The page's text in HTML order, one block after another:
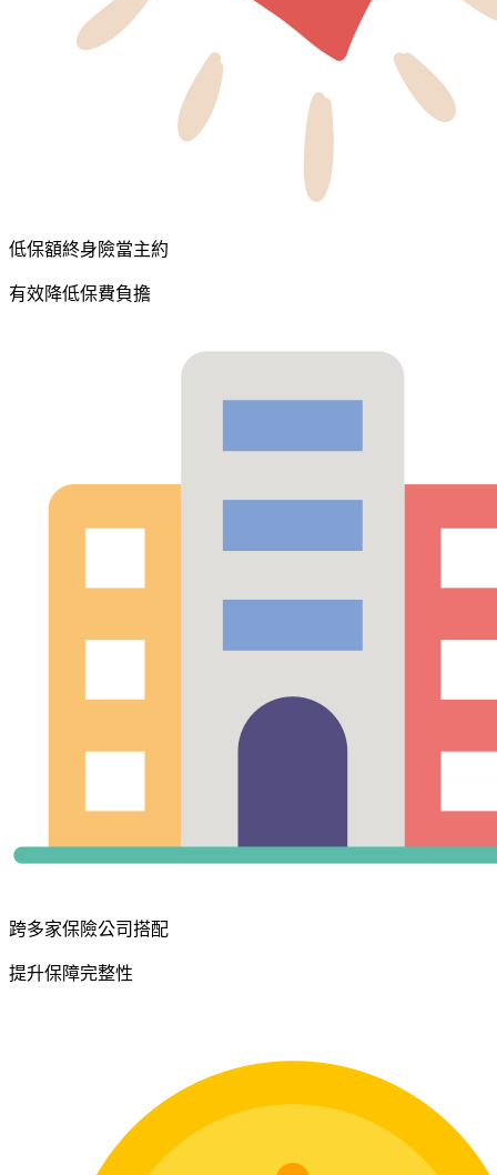
低保額終身險當主約
有效降低保費負擔
跨多家保險公司搭配
提升保障完整性